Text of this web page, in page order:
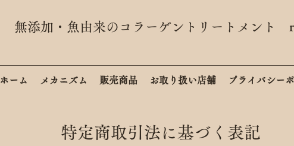
無添加・魚由来のコラーゲントリートメント
ホーム メカニズム 販売商品 お取り扱い店舗 プライバシー
特定商取引法に基づく表記